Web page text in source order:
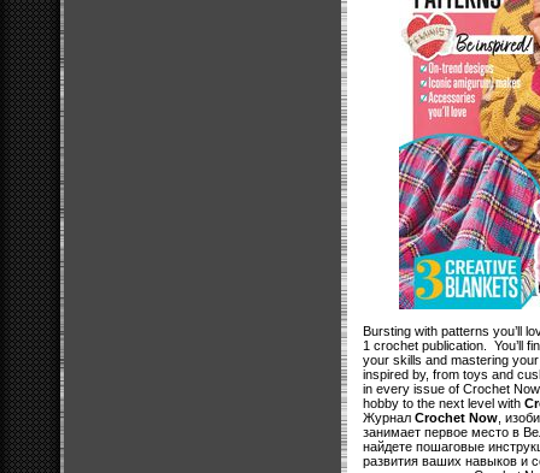
Bursting with patterns you’ll
1 crochet publication. You’ll
your skills and mastering
inspired by, from toys and
in every issue of Crochet
hobby to the next level with
Журнал Crochet Now ,
занимает первое место в
найдете пошаговые
развития ваших навыков и